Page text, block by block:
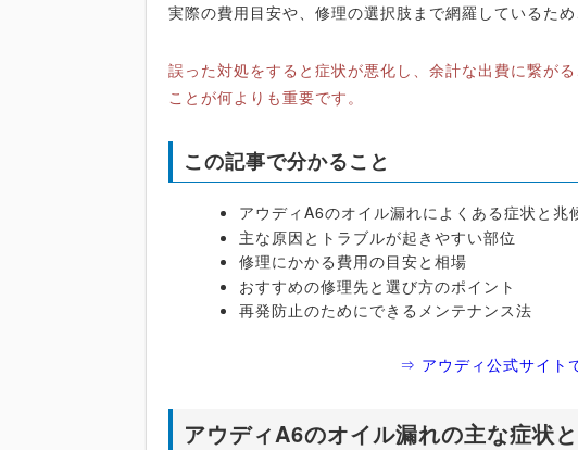
実際の費用目安や、修理の選択肢まで網羅しているた
誤った対処をすると症状が悪化し、余計な出費に繋が
ことが何よりも重要です。
この記事で分かること
アウディA6のオイル漏れによくある症状と兆
主な原因とトラブルが起きやすい部位
修理にかかる費用の目安と相場
おすすめの修理先と選び方のポイント
再発防止のためにできるメンテナンス法
⇒ アウディ公式サイト
アウディA6のオイル漏れの主な症状